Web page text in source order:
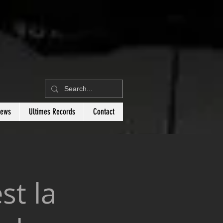
Ultimes Records Contact
la